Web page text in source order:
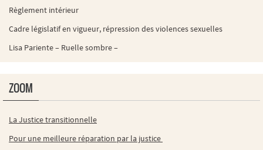
Règlement intérieur
Cadre législatif en vigueur, répression des violences sexuelles
Lisa Pariente – Ruelle sombre –
ZOOM
La Justice transitionnelle
Pour une meilleure réparation par la justice